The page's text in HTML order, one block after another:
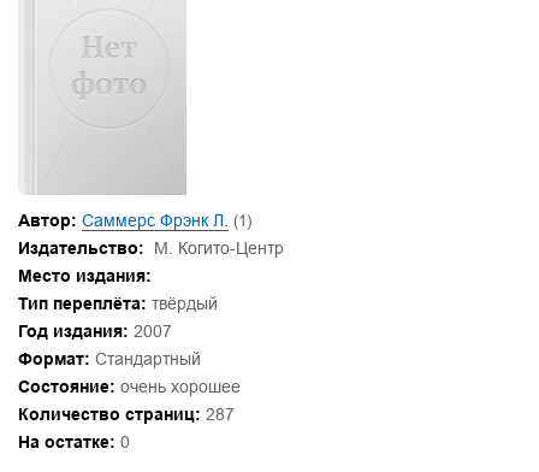
Автор: Саммерс Фрэнк Л. (1)
Издательство:
М. Когито-Центр
Место издания:
Тип переплёта: твёрдый
Год издания: 2007
Формат: Стандартный
Состояние: очень хорошее
Количество страниц: 287
На остатке: 0